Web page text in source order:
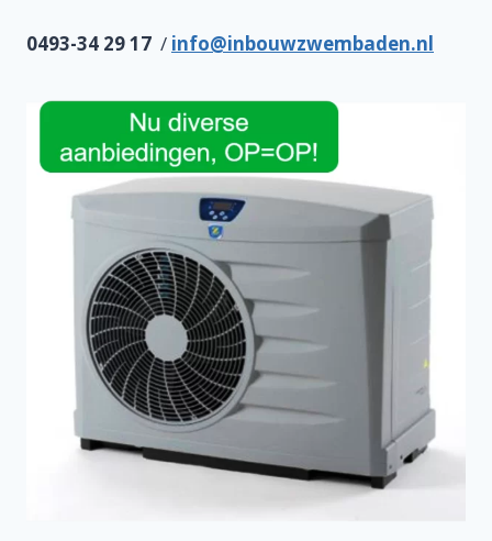
0493-34 29 17 / info@inbouwzwembaden.nl